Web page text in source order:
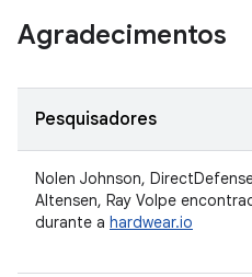
Agradecimentos
Pesquisadores
Nolen Johnson,
Altensen, Ray Volpe
durante a hardwear.io